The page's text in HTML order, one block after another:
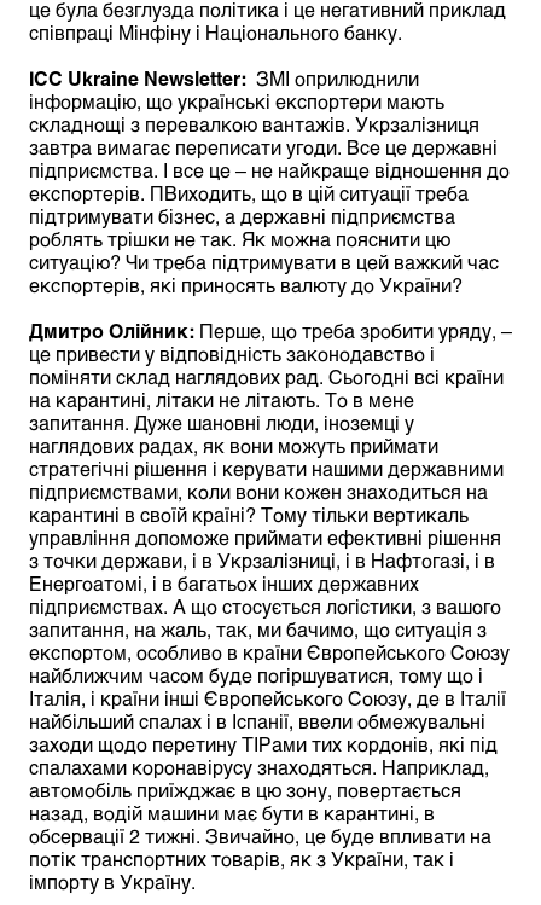
це була безглузда політика і це негативний приклад
співпраці Мінфіну і Національного банку.
ІСС Ukraine Newsletter: ЗМІ оприлюднили
інформацію, що українські експортери мають
складнощі з перевалкою вантажів. Укрзалізниця
завтра вимагає переписати угоди. Все це державні
підприємства. І все це – не найкраще відношення до
експортерів. ПВиходить, що в цій ситуації треба
підтримувати бізнес, а державні підприємства
роблять трішки не так. Як можна пояснити цю
ситуацію? Чи треба підтримувати в цей важкий час
експортерів, які приносять валюту до України?
Дмитро Олійник: Перше, що треба зробити уряду, –
це привести у відповідність законодавство і
поміняти склад наглядових рад. Сьогодні всі країни
на карантині, літаки не літають. То в мене
запитання. Дуже шановні люди, іноземці у
наглядових радах, як вони можуть приймати
стратегічні рішення і керувати нашими державними
підприємствами, коли вони кожен знаходиться на
карантині в своїй країні? Тому тільки вертикаль
управління допоможе приймати ефективні рішення
з точки держави, і в Укрзалізниці, і в Нафтогазі, і в
Енергоатомі, і в багатьох інших державних
підприємствах. А що стосується логістики, з вашого
запитання, на жаль, так, ми бачимо, що ситуація з
експортом, особливо в країни Європейського Союзу
найближчим часом буде погіршуватися, тому що і
Італія, і країни інші Європейського Союзу, де в Італії
найбільший спалах і в Іспанії, ввели обмежувальні
заходи щодо перетину ТІРами тих кордонів, які під
спалахами коронавірусу знаходяться. Наприклад,
автомобіль приїжджає в цю зону, повертається
назад, водій машини має бути в карантині, в
обсервації 2 тижні. Звичайно, це буде впливати на
потік транспортних товарів, як з України, так і
імпорту в Україну.